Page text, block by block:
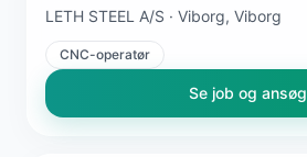
LETH STEEL A/S · Viborg, Viborg
CNC-operatør
Se job og ansøg